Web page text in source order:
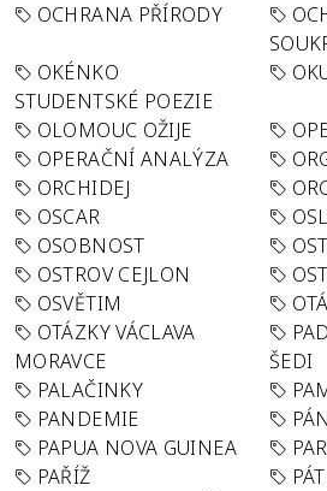
OCHRANA PŘÍRODY
OKÉNKO
STUDENTSKÉ POEZIE
OLOMOUC OŽIJE
OPERAČNÍ ANALÝZA
ORCHIDEJ
OSCAR
OSOBNOST
OSTROV CEJLON
OSVĚTIM
OTÁZKY VÁCLAVA
MORAVCE
ŠEDI
PALAČINKY
PANDEMIE
PAPUA NOVA GUINEA
PAŘÍŽ